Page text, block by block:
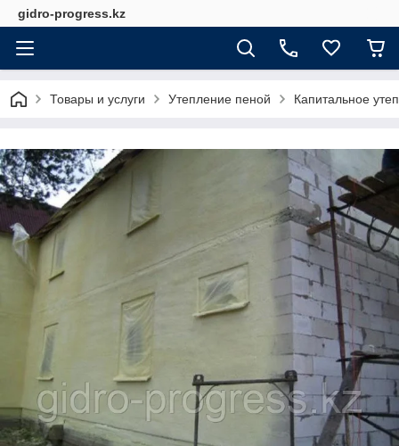
gidro-progress.kz
Товары и услуги Утепление пеной Капитальное